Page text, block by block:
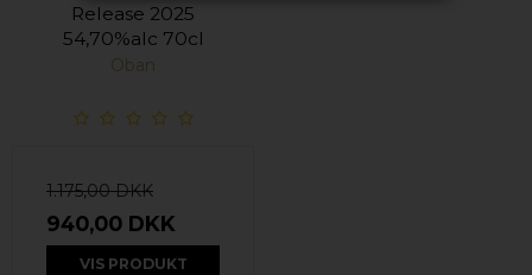
Release 2025
54,70%alc 70cl
Oban
1.175,00 DKK
940,00 DKK
VIS PRODUKT